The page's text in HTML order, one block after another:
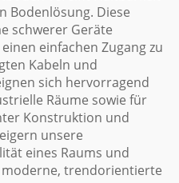
Bodenlösung. Diese
schwerer Geräte
einfachen Zugang zu
Kabeln und
sich hervorragend
Räume sowie für
Konstruktion und
unsere
eines Raums und
trendorientierte